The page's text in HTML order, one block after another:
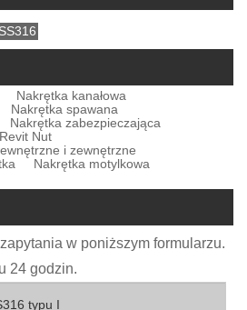
Nakrętka kanałowa
Nakrętka spawana
Nakrętka zabezpieczająca
Revit Nut
i zewnętrzne
Nakrętka motylkowa
w poniższym formularzu.
24 godzin.